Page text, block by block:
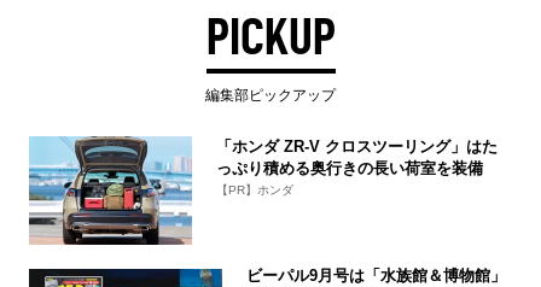
PICKUP
編集部ピックアップ
「ホンダ ZR-V クロスツーリング」はた
っぷり積める奥行きの長い荷室を装備
【PR】ホンダ
ビーパル9月号は「水族館＆博物館」